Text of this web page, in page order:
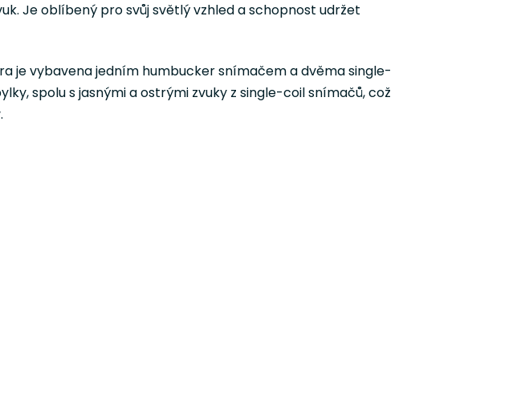
Je oblíbený pro svůj světlý vzhled a schopnost udržet
je vybavena jedním humbucker snímačem a dvěma single-
spolu s jasnými a ostrými zvuky z single-coil snímačů, což